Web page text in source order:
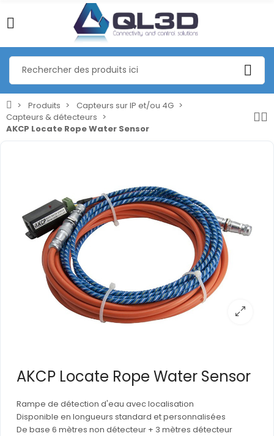
Produits
Capteurs sur IP et/ou 4G
Capteurs & détecteurs
AKCP Locate Rope Water Sensor
AKCP Locate Rope Water Sensor
Rampe de détection d'eau avec localisation
Disponible en longueurs standard et personnalisées
De base 6 mètres non détecteur + 3 mètres détecteur